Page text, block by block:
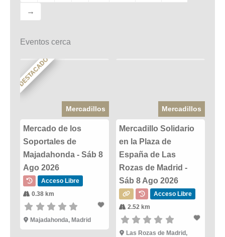
→
Eventos cerca
DESTACADO
Mercadillos
Mercado de los
Soportales de
Majadahonda - Sáb 8
Ago 2026
Acceso Libre
0.38 km
Majadahonda, Madrid
Mercadillos
Mercadillo Solidario
en la Plaza de
España de Las
Rozas de Madrid -
Sáb 8 Ago 2026
Acceso Libre
2.52 km
Las Rozas de Madrid,